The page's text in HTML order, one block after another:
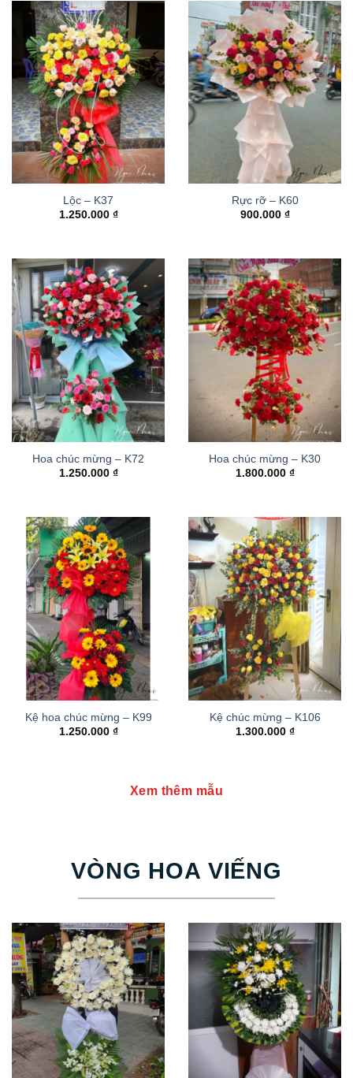
Lộc – K37
1.250.000 ₫
Rực rỡ – K60
900.000 ₫
Hoa chúc mừng – K72
1.250.000 ₫
Hoa chúc mừng – K30
1.800.000 ₫
Kệ hoa chúc mừng – K99
1.250.000 ₫
Kệ chúc mừng – K106
1.300.000 ₫
Xem thêm mẫu
VÒNG HOA VIẾNG